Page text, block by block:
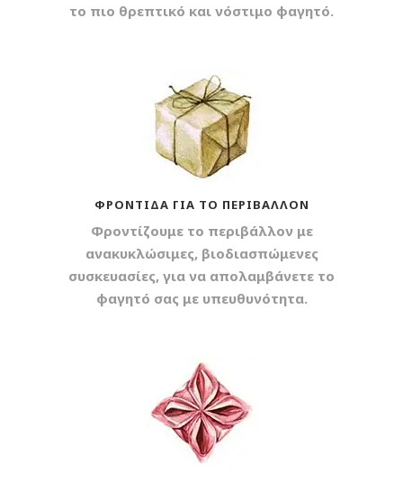
το πιο θρεπτικό και νόστιμο φαγητό.
ΦΡΟΝΤΊΔΑ ΓΙΑ ΤΟ ΠΕΡΙΒΆΛΛΟΝ
Φροντίζουμε το περιβάλλον με
ανακυκλώσιμες, βιοδιασπώμενες
συσκευασίες, για να απολαμβάνετε το
φαγητό σας με υπευθυνότητα.